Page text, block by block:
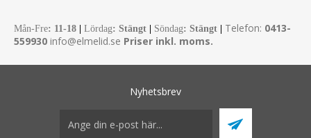
Mån-Fre: 11-18 | Lördag: Stängt | Söndag: Stängt | Telefon: 0413-
559930 info@elmelid.se Priser inkl. moms.
Nyhetsbrev